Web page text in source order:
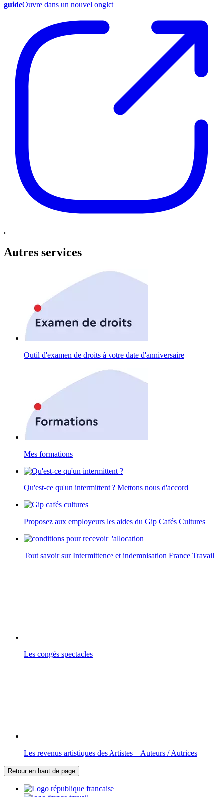
guideOuvre dans un nouvel onglet
.
Autres services
Outil d'examen de droits à votre date d'anniversaire
Mes formations
Qu'est-ce qu'un intermittent ? Mettons nous d'accord
Proposez aux employeurs les aides du Gip Cafés Cultures
Tout savoir sur Intermittence et indemnisation France Travail
Les congés spectacles
Les revenus artistiques des Artistes – Auteurs / Autrices
Retour en haut de page